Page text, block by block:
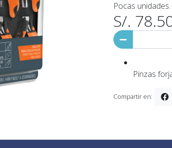
Pocas unidades.
S/.
Pinzas
Compartir en: